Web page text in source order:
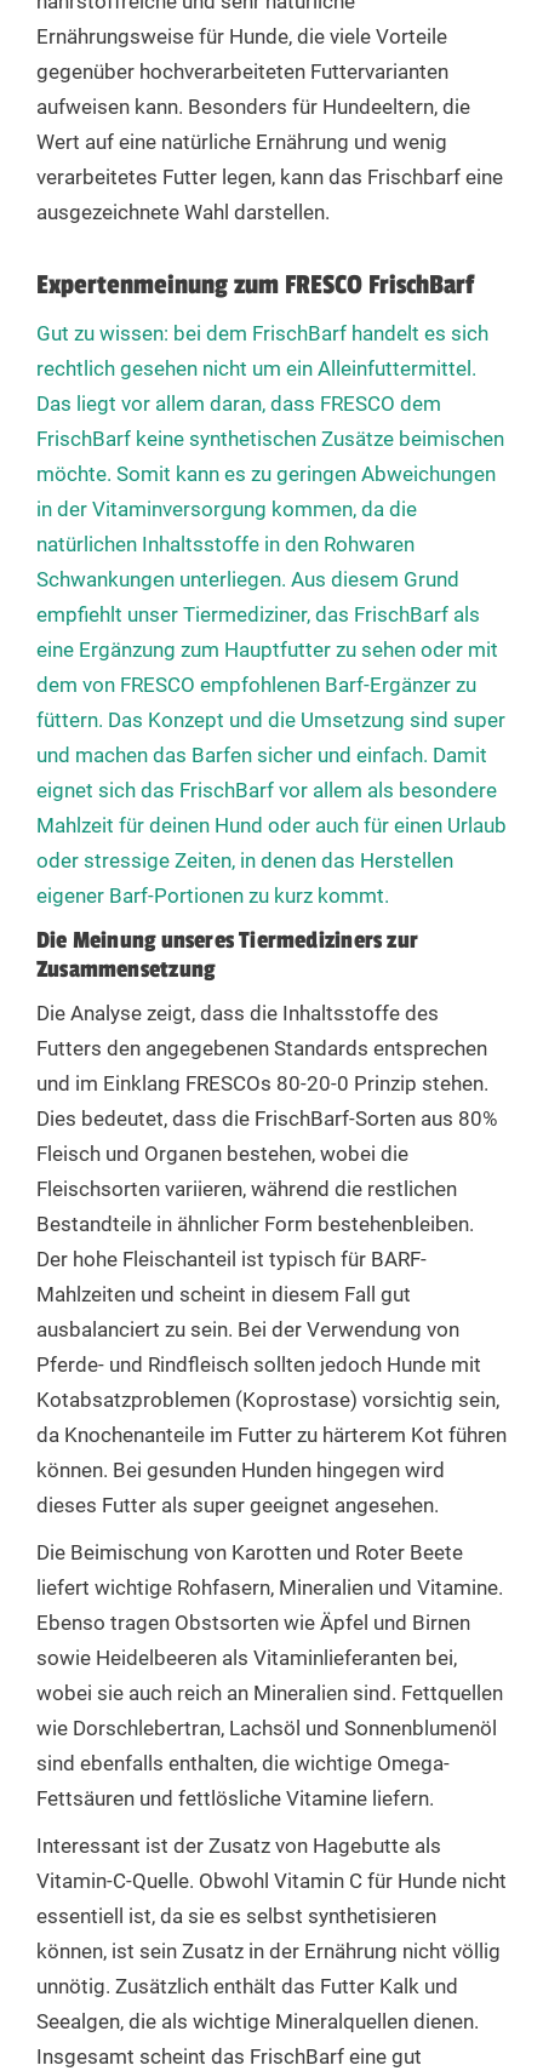
Ernährungsweise für Hunde, die viele Vorteile
gegenüber hochverarbeiteten Futtervarianten
aufweisen kann. Besonders für Hundeeltern, die
Wert auf eine natürliche Ernährung und wenig
verarbeitetes Futter legen, kann das Frischbarf eine
ausgezeichnete Wahl darstellen.
Expertenmeinung zum FRESCO FrischBarf
Gut zu wissen: bei dem FrischBarf handelt es sich
rechtlich gesehen nicht um ein Alleinfuttermittel.
Das liegt vor allem daran, dass FRESCO dem
FrischBarf keine synthetischen Zusätze beimischen
möchte. Somit kann es zu geringen Abweichungen
in der Vitaminversorgung kommen, da die
natürlichen Inhaltsstoffe in den Rohwaren
Schwankungen unterliegen. Aus diesem Grund
empfiehlt unser Tiermediziner, das FrischBarf als
eine Ergänzung zum Hauptfutter zu sehen oder mit
dem von FRESCO empfohlenen Barf-Ergänzer zu
füttern. Das Konzept und die Umsetzung sind super
und machen das Barfen sicher und einfach. Damit
eignet sich das FrischBarf vor allem als besondere
Mahlzeit für deinen Hund oder auch für einen Urlaub
oder stressige Zeiten, in denen das Herstellen
eigener Barf-Portionen zu kurz kommt.
Die Meinung unseres Tiermediziners zur
Zusammensetzung
Die Analyse zeigt, dass die Inhaltsstoffe des
Futters den angegebenen Standards entsprechen
und im Einklang FRESCOs 80-20-0 Prinzip stehen.
Dies bedeutet, dass die FrischBarf-Sorten aus 80%
Fleisch und Organen bestehen, wobei die
Fleischsorten variieren, während die restlichen
Bestandteile in ähnlicher Form bestehenbleiben.
Der hohe Fleischanteil ist typisch für BARF-
Mahlzeiten und scheint in diesem Fall gut
ausbalanciert zu sein. Bei der Verwendung von
Pferde- und Rindfleisch sollten jedoch Hunde mit
Kotabsatzproblemen (Koprostase) vorsichtig sein,
da Knochenanteile im Futter zu härterem Kot führen
können. Bei gesunden Hunden hingegen wird
dieses Futter als super geeignet angesehen.
Die Beimischung von Karotten und Roter Beete
liefert wichtige Rohfasern, Mineralien und Vitamine.
Ebenso tragen Obstsorten wie Äpfel und Birnen
sowie Heidelbeeren als Vitaminlieferanten bei,
wobei sie auch reich an Mineralien sind. Fettquellen
wie Dorschlebertran, Lachsöl und Sonnenblumenöl
sind ebenfalls enthalten, die wichtige Omega-
Fettsäuren und fettlösliche Vitamine liefern.
Interessant ist der Zusatz von Hagebutte als
Vitamin-C-Quelle. Obwohl Vitamin C für Hunde nicht
essentiell ist, da sie es selbst synthetisieren
können, ist sein Zusatz in der Ernährung nicht völlig
unnötig. Zusätzlich enthält das Futter Kalk und
Seealgen, die als wichtige Mineralquellen dienen.
Insgesamt scheint das FrischBarf eine gut